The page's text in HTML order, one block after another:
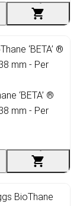
‘BETA’ ®
mm - Per